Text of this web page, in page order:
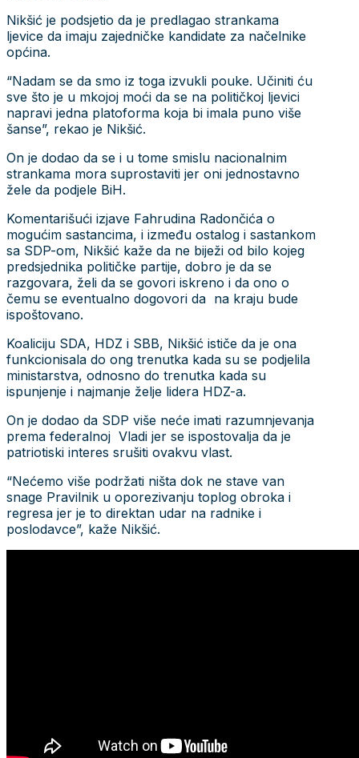
Nikšić je podsjetio da je predlagao strankama
ljevice da imaju zajedničke kandidate za načelnike
općina.
“Nadam se da smo iz toga izvukli pouke. Učiniti ću
sve što je u mkojoj moći da se na političkoj ljevici
napravi jedna platoforma koja bi imala puno više
šanse”, rekao je Nikšić.
On je dodao da se i u tome smislu nacionalnim
strankama mora suprostaviti jer oni jednostavno
žele da podjele BiH.
Komentarišući izjave Fahrudina Radončića o
mogućim sastancima, i između ostalog i sastankom
sa SDP-om, Nikšić kaže da ne biježi od bilo kojeg
predsjednika političke partije, dobro je da se
razgovara, želi da se govori iskreno i da ono o
čemu se eventualno dogovori da na kraju bude
ispoštovano.
Koaliciju SDA, HDZ i SBB, Nikšić ističe da je ona
funkcionisala do ong trenutka kada su se podjelila
ministarstva, odnosno do trenutka kada su
ispunjenje i najmanje želje lidera HDZ-a.
On je dodao da SDP više neće imati razumnjevanja
prema federalnoj Vladi jer se ispostovalja da je
patriotiski interes srušiti ovakvu vlast.
“Nećemo više podržati ništa dok ne stave van
snage Pravilnik u oporezivanju toplog obroka i
regresa jer je to direktan udar na radnike i
poslodavce”, kaže Nikšić.